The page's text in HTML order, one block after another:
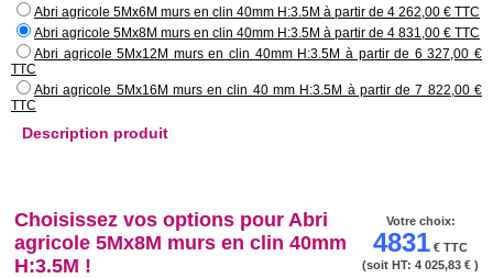
Abri agricole 5Mx6M murs en clin 40mm H:3.5M à partir de 4 262,00 € TTC
Abri agricole 5Mx8M murs en clin 40mm H:3.5M à partir de 4 831,00 € TTC
Abri agricole 5Mx12M murs en clin 40mm H:3.5M à partir de 6 327,00 €
TTC
Abri agricole 5Mx16M murs en clin 40 mm H:3.5M à partir de 7 822,00 €
TTC
Description produit
Choisissez vos options pour Abri
agricole 5Mx8M murs en clin 40mm
H:3.5M !
Votre choix:
4831 € TTC
(soit HT: 4 025,83 € )